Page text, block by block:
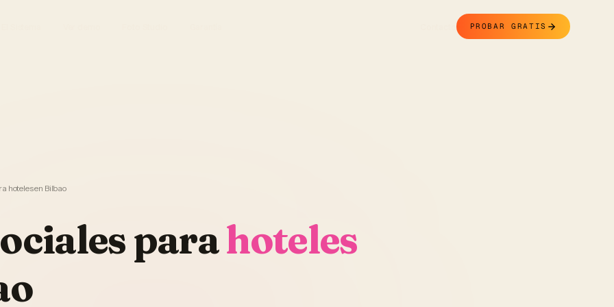
PROBAR GRATIS
hoteles en Bilbao
parahoteles